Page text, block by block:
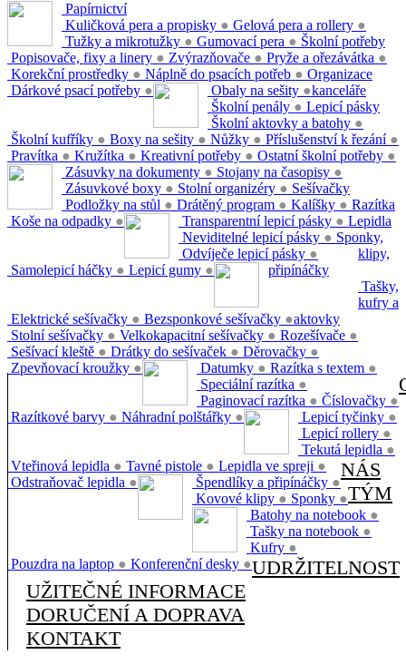
Papírnictví
Kuličková pera a propisky ● Gelová pera a rollery ●
Tužky a mikrotužky ● Gumovací pera ●
Popisovače, fixy a linery ● Zvýrazňovače ● Pryže a ořezávátka ●
Korekční prostředky ● Náplně do psacích potřeb ●
Dárkové psací potřeby ●
Školní potřeby
Obaly na sešity ●
Školní penály ●
Školní aktovky a batohy ●
Školní kufříky ● Boxy na sešity ● Nůžky ● Příslušenství k řezání ●
Pravítka ● Kružítka ● Kreativní potřeby ● Ostatní školní potřeby ●
Organizace
kanceláře
Zásuvky na dokumenty ● Stojany na časopisy ●
Zásuvkové boxy ● Stolní organizéry ●
Podložky na stůl ● Drátěný program ● Kalíšky ●
Koše na odpadky ●
Lepicí pásky
Transparentní lepicí pásky ●
Neviditelné lepicí pásky ●
Odvíječe lepicí pásky ●
Samolepicí háčky ● Lepicí gumy ●
Sešívačky
Elektrické sešívačky ● Bezsponkové sešívačky ●
Stolní sešívačky ● Velkokapacitní sešívačky ● Rozešívače ●
Sešívací kleště ● Drátky do sešívaček ● Děrovačky ●
Zpevňovací kroužky ●
Razítka
Datumky ● Razítka s textem ●
Speciální razítka ●
Paginovací razítka ● Číslovačky ●
Razítkové barvy ● Náhradní polštářky ●
Lepidla
Lepicí tyčinky ●
Lepicí rollery ●
Tekutá lepidla ●
Vteřinová lepidla ● Tavné pistole ● Lepidla ve spreji ●
Odstraňovač lepidla ●
Sponky,
klipy,
připínáčky
Špendlíky a připínáčky ●
Kovové klipy ● Sponky ●
Tašky,
kufry a
aktovky
Batohy na notebook ●
Tašky na notebook ●
Kufry ●
Pouzdra na laptop ● Konferenční desky ●
NÁS
TÝM
UDRŽITELNOST
UŽITEČNÉ INFORMACE
DORUČENÍ A DOPRAVA
KONTAKT